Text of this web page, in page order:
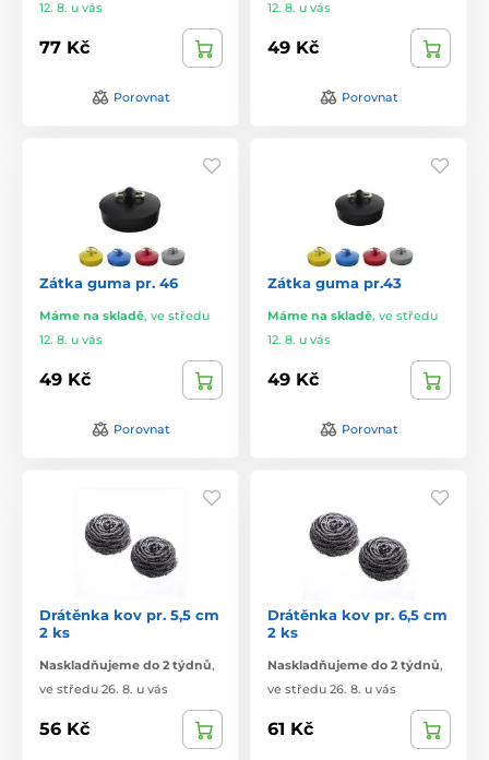
12. 8. u vás
77 Kč
Porovnat
12. 8. u vás
49 Kč
Porovnat
Zátka guma pr. 46
Máme na skladě, ve středu
12. 8. u vás
49 Kč
Porovnat
Zátka guma pr.43
Máme na skladě, ve středu
12. 8. u vás
49 Kč
Porovnat
Drátěnka kov pr. 5,5 cm
2 ks
Naskladňujeme do 2 týdnů,
ve středu 26. 8. u vás
56 Kč
Drátěnka kov pr. 6,5 cm
2 ks
Naskladňujeme do 2 týdnů,
ve středu 26. 8. u vás
61 Kč